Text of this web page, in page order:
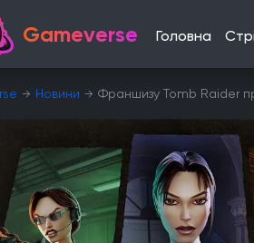
Gameverse Головна
Новини Франшизу Tomb Raider